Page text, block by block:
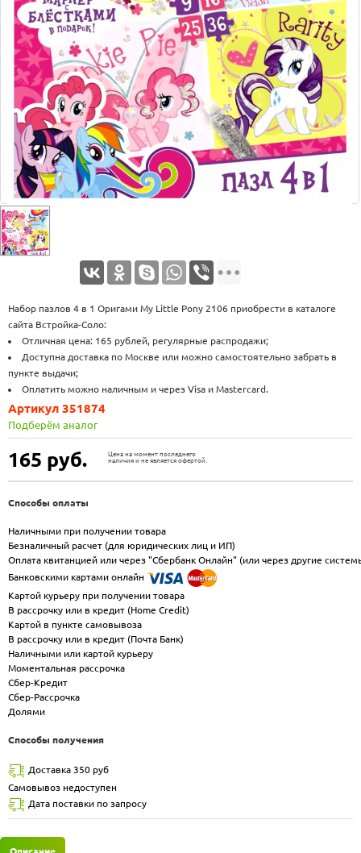
Оплата
Доставка
Услуги
Возврат
обмен
Акции
Контакты
Набор пазлов 4 в 1 Оригами My Little Pony 2106 приобрести в каталоге
сайта Встройка-Соло:
Отличная цена: 165 рублей, регулярные распродажи;
Доступна доставка по Москве или можно самостоятельно забрать в
пункте выдачи;
Оплатить можно наличным и через Visa и Mastercard.
165 руб.
Цена на момент последнего
наличия и не является офертой.
Артикул 351874
Подберём аналог
Способы оплаты
Наличными при получении товара
Безналичный расчет (для юридических лиц и ИП)
Оплата квитанцией или через "Сбербанк Онлайн" (или через другие
Банковскими картами онлайн
Картой курьеру при получении товара
В рассрочку или в кредит (Home Credit)
Картой в пункте самовывоза
В рассрочку или в кредит (Почта Банк)
Наличными или картой курьеру
Моментальная рассрочка
Сбер-Кредит
Сбер-Рассрочка
Долями
Способы получения
Доставка 350 руб
Самовывоз недоступен
Дата поставки по запросу
Описание